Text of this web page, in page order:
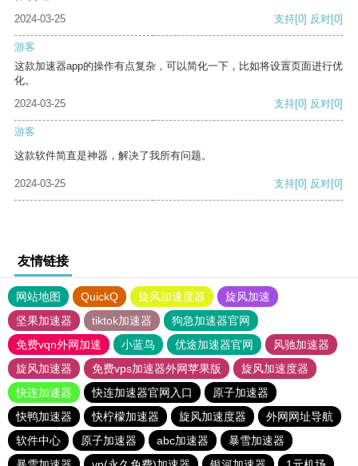
2024-03-25
支持[0] 反对[0]
游客
这款加速器app的操作有点复杂，可以简化一下，比如将设置页面进行优
化。
2024-03-25
支持[0] 反对[0]
游客
这款软件简直是神器，解决了我所有问题。
2024-03-25 支持[0] 反对[0]
友情链接
网站地图 QuickQ 旋风加速度器
旋风加速
坚果加速器
tiktok加速器
狗急加速器官网
免费vqn外网加速
小蓝鸟 优途加速器官网
风驰加速器
旋风加速器
免费vps加速器外网苹果版
旋风加速度器
快连加速器
快连加速器官网入口
原子加速器
快鸭加速器
快柠檬加速器 旋风加速度器
外网网址导航
软件中心
原子加速器 abc加速器
暴雪加速器